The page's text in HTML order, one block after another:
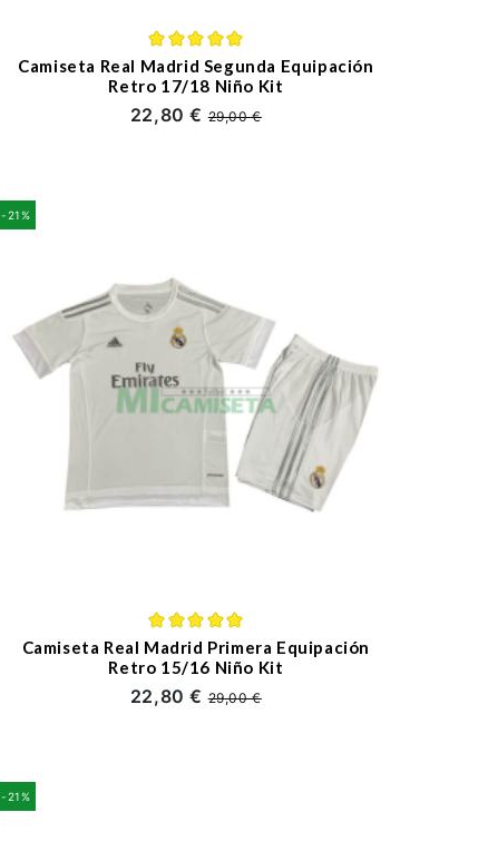
Camiseta Real Madrid Segunda Equipación
Retro 17/18 Niño Kit
22,80 €29,00 €
-21%
Camiseta Real Madrid Primera Equipación
Retro 15/16 Niño Kit
22,80 €29,00 €
-21%